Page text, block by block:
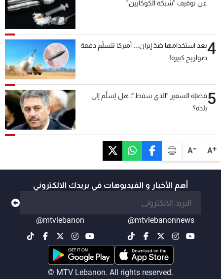
A+
A-
عن توقيف "شبكة الكوكايين"
4بعد استخدامها ضدّ إيران... أميركا تتسلّم دفعة
صواريخ كبيرة!
5قضيّة السفير "الذي سقط": هل يُسلَّم إلى
بلده؟
أهم الأخبار و الفيديوهات في بريدك الالكتروني
@mtvlebanonnews
@mtvlebanon
© MTV Lebanon. All rights reserved.